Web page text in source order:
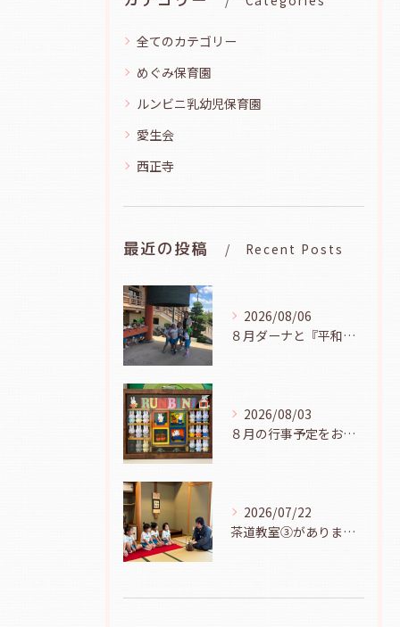
全てのカテゴリー
めぐみ保育園
ルンビニ乳幼児保育園
愛生会
西正寺
最近の投稿 Recent Posts
2026/08/06
８月ダーナと『平和の鐘を鳴らそう』（幼児組、８月６日）
2026/08/03
８月の行事予定をお知らせします
2026/07/22
茶道教室③がありました（年長児、７月２１日）